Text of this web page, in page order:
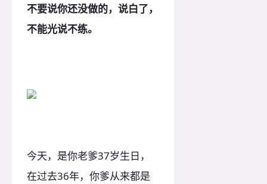
不要说你还没做的，说白了，
不能光说不练。
今天，是你老爹37岁生日，
在过去36年，你爹从来都是